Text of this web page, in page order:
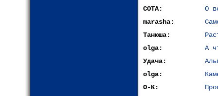
СОТА:
О
marasha:
Танюша:
olga:
А
Удача:
olga:
O-K: